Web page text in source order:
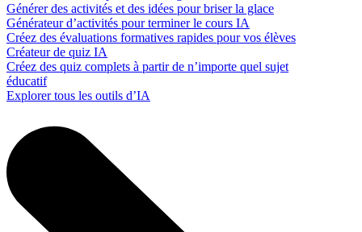
Générer des activités et des idées pour briser la glace
Générateur d’activités pour terminer le cours IA
Créez des évaluations formatives rapides pour vos élèves
Créateur de quiz IA
Créez des quiz complets à partir de n’importe quel sujet
éducatif
Explorer tous les outils d’IA